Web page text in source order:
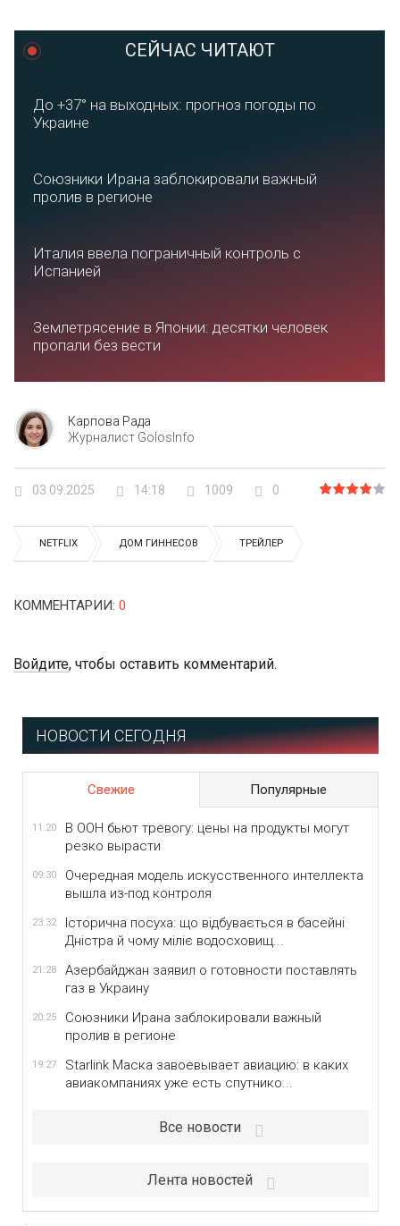
СЕЙЧАС ЧИТАЮТ
До +37° на выходных: прогноз погоды по
Украине
Союзники Ирана заблокировали важный
пролив в регионе
Италия ввела пограничный контроль с
Испанией
Землетрясение в Японии: десятки человек
пропали без вести
Карпова Рада
Журналист GolosInfo
03.09.2025 14:18 1009 0
NETFLIX ДОМ ГИННЕСОВ ТРЕЙЛЕР
КОММЕНТАРИИ: 0
Войдите, чтобы оставить комментарий.
НОВОСТИ СЕГОДНЯ
Свежие Популярные
11:20
В ООН бьют тревогу: цены на продукты могут
резко вырасти
09:30
Очередная модель искусственного интеллекта
вышла из-под контроля
23:32
Історична посуха: що відбувається в басейні
Дністра й чому міліє водосховищ...
21:28
Азербайджан заявил о готовности поставлять
газ в Украину
20:25
Союзники Ирана заблокировали важный
пролив в регионе
19:27
Starlink Маска завоевывает авиацию: в каких
авиакомпаниях уже есть спутнико...
Все новости
Лента новостей